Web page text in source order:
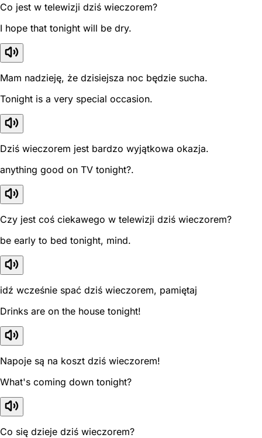
Co jest w telewizji dziś wieczorem?
I hope that tonight will be dry.
Mam nadzieję, że dzisiejsza noc będzie sucha.
Tonight is a very special occasion.
Dziś wieczorem jest bardzo wyjątkowa okazja.
anything good on TV tonight?.
Czy jest coś ciekawego w telewizji dziś wieczorem?
be early to bed tonight, mind.
idź wcześnie spać dziś wieczorem, pamiętaj
Drinks are on the house tonight!
Napoje są na koszt dziś wieczorem!
What's coming down tonight?
Co się dzieje dziś wieczorem?